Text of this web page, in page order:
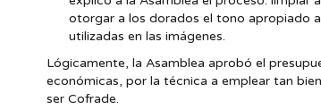
otorgar a los dorados el tono apropiado
utilizadas en las imágenes.
Lógicamente, la Asamblea aprobó el
económicas, por la técnica a emplear tan
ser Cofrade.